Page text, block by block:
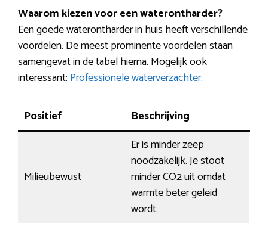
Waarom kiezen voor een waterontharder?
Een goede waterontharder in huis heeft verschillende
voordelen. De meest prominente voordelen staan
samengevat in de tabel hierna. Mogelijk ook
interessant: Professionele waterverzachter.
Positief Beschrijving
Milieubewust
Er is minder zeep
noodzakelijk. Je stoot
minder CO2 uit omdat
warmte beter geleid
wordt.